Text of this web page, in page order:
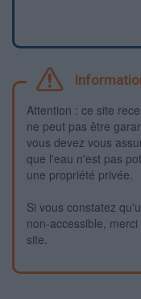
Attention : ce site
ne peut pas être
vous devez vous
que l'eau n'est pas
une propriété privée.
Si vous constatez
non-accessible,
site.